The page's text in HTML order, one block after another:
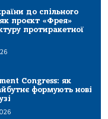
до спільного
проєкт «Фрея»
протиракетної
Congress: як
формують нові